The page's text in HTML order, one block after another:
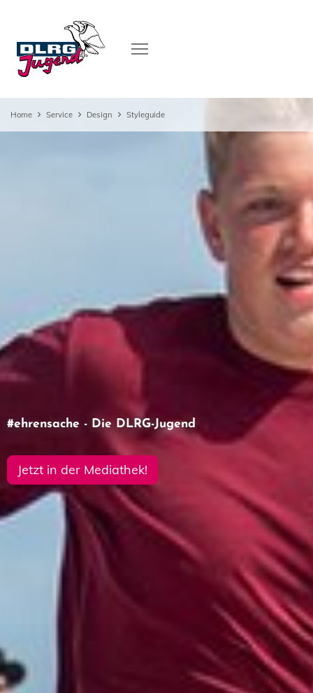
Home Service Design Styleguide
#ehrensache - Die DLRG-Jugend
Jetzt in der Mediathek!
Miterleben, mitmachen, mitdiskutieren!
zum Bildungs- und
Veranstaltungsprogramm